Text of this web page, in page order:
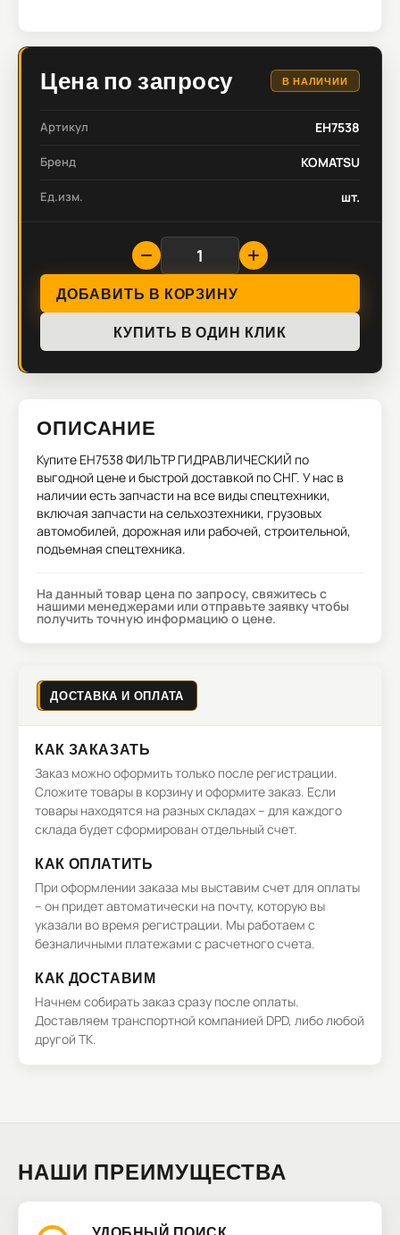
Цена по запросу В НАЛИЧИИ
Артикул EH7538
Бренд KOMATSU
Ед.изм. шт.
ДОБАВИТЬ В КОРЗИНУ
КУПИТЬ В ОДИН КЛИК
ОПИСАНИЕ
Купите EH7538 ФИЛЬТР ГИДРАВЛИЧЕСКИЙ по
выгодной цене и быстрой доставкой по СНГ. У нас в
наличии есть запчасти на все виды спецтехники,
включая запчасти на сельхозтехники, грузовых
автомобилей, дорожная или рабочей, строительной,
подъемная спецтехника.
На данный товар цена по запросу, свяжитесь с
нашими менеджерами или отправьте заявку чтобы
получить точную информацию о цене.
ДОСТАВКА И ОПЛАТА
КАК ЗАКАЗАТЬ
Заказ можно оформить только после регистрации.
Сложите товары в корзину и оформите заказ. Если
товары находятся на разных складах – для каждого
склада будет сформирован отдельный счет.
КАК ОПЛАТИТЬ
При оформлении заказа мы выставим счет для оплаты
– он придет автоматически на почту, которую вы
указали во время регистрации. Мы работаем с
безналичными платежами с расчетного счета.
КАК ДОСТАВИМ
Начнем собирать заказ сразу после оплаты.
Доставляем транспортной компанией DPD, либо любой
другой ТК.
НАШИ ПРЕИМУЩЕСТВА